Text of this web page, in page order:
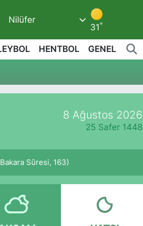
Nilüfer
31°
HENTBOL GENEL
8 Ağustos 2026
25 Safer 1448
Sûresi, 163)